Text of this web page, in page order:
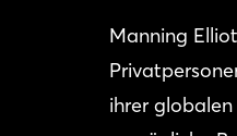
Manning
ihrer